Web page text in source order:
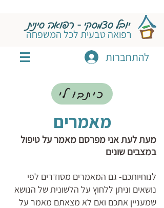
יובל סצמסקי - רפואה סינית
רפואה טבעית לכל המשפחה
להתחברות
כיתבו לי
מאמרים
מעת לעת אני מפרסם מאמר על טיפול
במצבים שונים
לנוחיותכם- גם המאמרים מסודרים לפי
נושאים וניתן ללחוץ על הלשונית של הנושא
שמעניין אתכם ואם לא מצאתם מאמר על